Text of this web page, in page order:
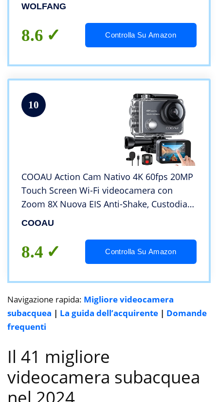
Montaggio
WOLFANG
8.6 Controlla Su Amazon
10
COOAU Action Cam Nativo 4K 60fps 20MP
Touch Screen Wi-Fi videocamera con
Zoom 8X Nuova EIS Anti-Shake, Custodia
fotocamera subacquea Impermeabile
2x1350mAh Batterie
COOAU
8.4 Controlla Su Amazon
Navigazione rapida: Migliore videocamera
subacquea | La guida dell’acquirente | Domande
frequenti
Il 41 migliore
videocamera subacquea
nel 2024